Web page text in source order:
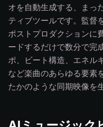
オを自動生成する、まっ
ティブツールです。監督
ポストプロダクションに
ードするだけで数分で完
ポ、ビート構造、エネル
など楽曲のあらゆる要素
たかのような同期映像を